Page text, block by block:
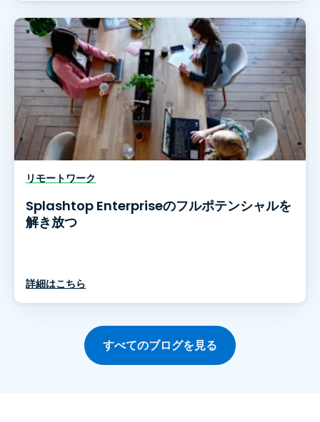
リモートワーク
Splashtop Enterpriseのフルポテンシャルを
解き放つ
詳細はこちら
すべてのブログを見る